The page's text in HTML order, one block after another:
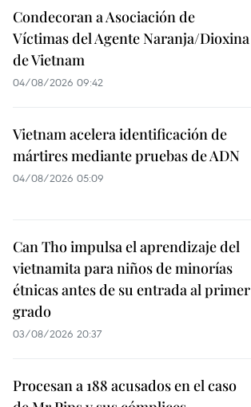
Condecoran a Asociación de
Víctimas del Agente Naranja/Dioxina
de Vietnam
04/08/2026 09:42
Vietnam acelera identificación de
mártires mediante pruebas de ADN
04/08/2026 05:09
Can Tho impulsa el aprendizaje del
vietnamita para niños de minorías
étnicas antes de su entrada al primer
grado
03/08/2026 20:37
Procesan a 188 acusados en el caso